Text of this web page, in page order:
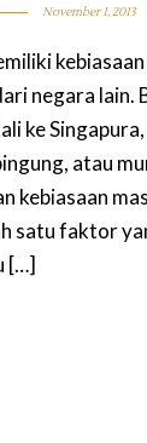
November 1, 2013
negara lain.
ke
atau
kebiasaan
satu faktor
[…]